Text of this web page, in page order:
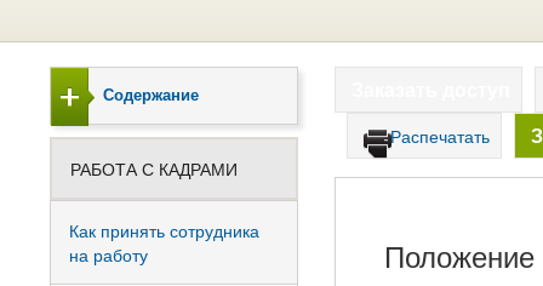
Распечатать
Положение
Содержание
РАБОТА С КАДРАМИ
Как принять сотрудника
на работу